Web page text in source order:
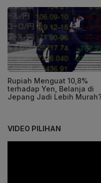
Rupiah Menguat 10,8%
terhadap Yen, Belanja di
Jepang Jadi Lebih
VIDEO PILIHAN